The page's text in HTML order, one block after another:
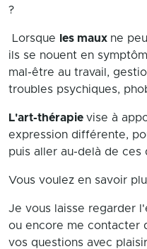
?
Lorsque les maux ne
ils se nouent en
mal-être au travail,
troubles psychiques,
L'art-thérapie vise à
expression différente,
puis aller au-delà de ces
Vous voulez en savoir
Je vous laisse regarder
ou encore me contacter
vos questions avec